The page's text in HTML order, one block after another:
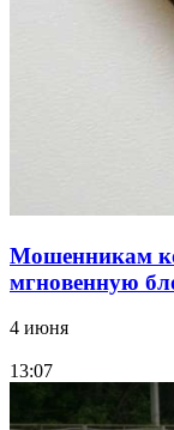
заключены
Мошенникам
мгновенную
4 июня
13:07